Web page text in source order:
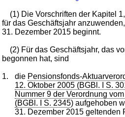
(1) Die Vorschriften der Kapitel
für das Geschäftsjahr
31. Dezember 2015 beginnt.
(2) Für das Geschäftsjahr, das
begonnen hat, sind
1. die Pensionsfonds-
12. Oktober 2005 (BGBl. I S.
Nummer 9 der Verordnung
(BGBl. I S. 2345) aufgehoben
31. Dezember 2015 geltenden